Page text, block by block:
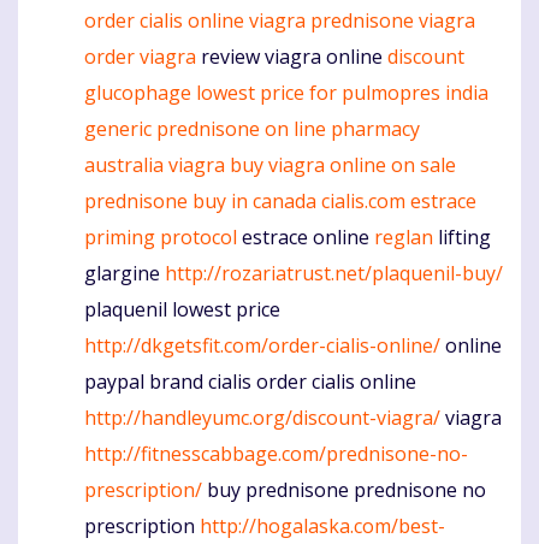
order cialis online viagra prednisone viagra
orderviagra review viagra online discount
glucophage lowest price for pulmopres india
generic prednisone on line pharmacy
australia viagra buy viagra online on sale
prednisone buy in canada cialis.com estrace
priming protocol estrace online reglan lifting
glargine http://rozariatrust.net/plaquenil-buy/
plaquenil lowest price
http://dkgetsfit.com/order-cialis-online/online
paypal brand cialis order cialis online
http://handleyumc.org/discount-viagra/viagra
http://fitnesscabbage.com/prednisone-no-
prescription/ buy prednisone prednisone no
prescription http://hogalaska.com/best-